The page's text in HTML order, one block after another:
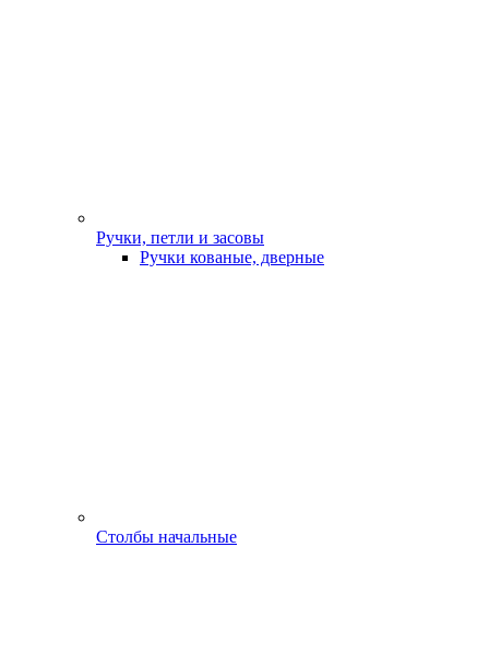
Ручки, петли и засовы
Ручки кованые, дверные
Столбы начальные